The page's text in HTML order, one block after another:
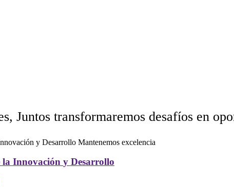
Súmate a la visión de Däxa Consultores, Juntos
Mantenemos excelencia
en nosotros y en nuestros clientes a través de la Innovación y Desarrollo